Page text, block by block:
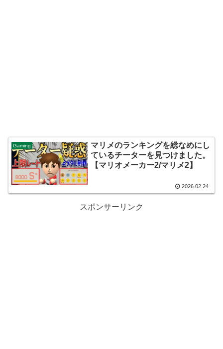
Gaming
マリメのランキングを総なめにし
ているチーターを見つけました。
【マリオメーカー2/マリメ2】
2026.02.24
スポンサーリンク